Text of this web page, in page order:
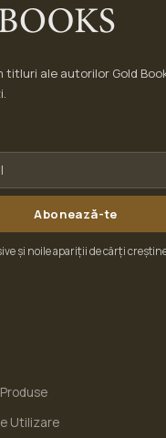
titluri ale autorilor Gold
Abonează-te
și noile apariții de cărți
Utilizare